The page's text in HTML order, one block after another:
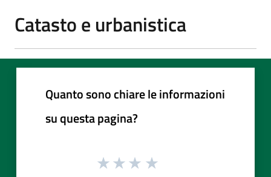
Catasto e urbanistica
Quanto sono chiare le informazioni
su questa pagina?